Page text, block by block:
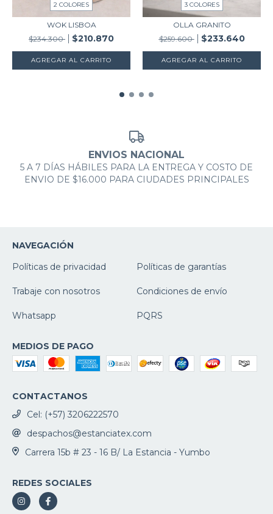
2 COLORES
WOK LISBOA
$234.300
$210.870
AGREGAR AL CARRITO
3 COLORES
OLLA GRANITO
$259.600
$233.640
AGREGAR AL CARRITO
ENVIOS NACIONAL
5 A 7 DÍAS HÁBILES PARA LA ENTREGA Y COSTO DE
ENVIO DE $16.000 PARA CIUDADES PRINCIPALES
NAVEGACIÓN
Políticas de privacidad
Políticas de garantías
Trabaje con nosotros Condiciones de envío
Whatsapp PQRS
MEDIOS DE PAGO
CONTACTANOS
Cel: (+57) 3206222570
despachos@estanciatex.com
Carrera 15b # 23 - 16 B/ La Estancia - Yumbo
REDES SOCIALES